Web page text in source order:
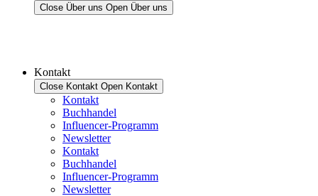
Close Über uns Open Über uns
Kontakt
Close Kontakt Open Kontakt
Kontakt
Buchhandel
Influencer-Programm
Newsletter
Kontakt
Buchhandel
Influencer-Programm
Newsletter